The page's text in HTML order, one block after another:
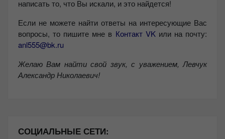
написать то, что Вы искали, и это найдется!
Если не можете найти ответы на интересующие Вас
вопросы, то пишите мне в Контакт VKили на почту:
anl555@bk.ru
Желаю Вам найти свой звук, с уважением, Левчук
Александр Николаевич!
СОЦИАЛЬНЫЕ СЕТИ: